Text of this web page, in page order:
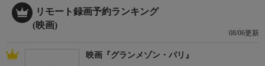
リモート録画予約ランキング
(映画)
08/06更新
映画『グランメゾン・パリ』